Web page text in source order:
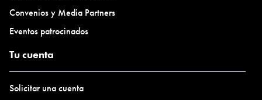
Convenios y Media Partners
Eventos patrocinados
Tu cuenta
Solicitar una cuenta